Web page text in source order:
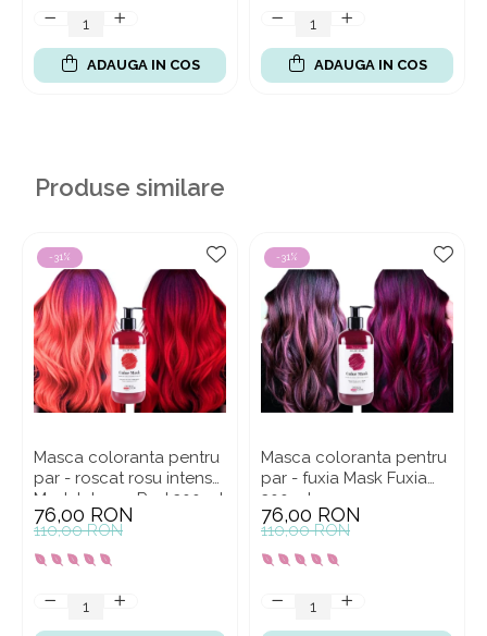
ADAUGA IN COS ADAUGA IN COS
Produse similare
-31%
Masca coloranta pentru
par - roscat rosu intens
Mask Intense Red 300 ml
110,00 RON
76,00 RON
-31%
Masca coloranta pentru
par - fuxia Mask Fuxia
300 ml
110,00 RON
76,00 RON